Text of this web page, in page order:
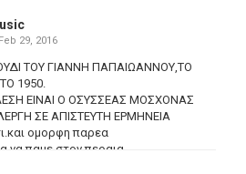
Feb 29, 2016
ΤΟΥ ΓΙΑΝΝΗ ΠΑΠΑΙΩΑΝΝΟΥ,ΤΟ
1950.
ΕΙΝΑΙ Ο ΟΣΥΣΣΕΑΣ ΜΟΣΧΟΝΑΣ
ΣΕ ΑΠΙΣΤΕΥΤΗ ΕΡΜΗΝΕΙΑ
ομορφη παρεα
παμε στον περαια...............................